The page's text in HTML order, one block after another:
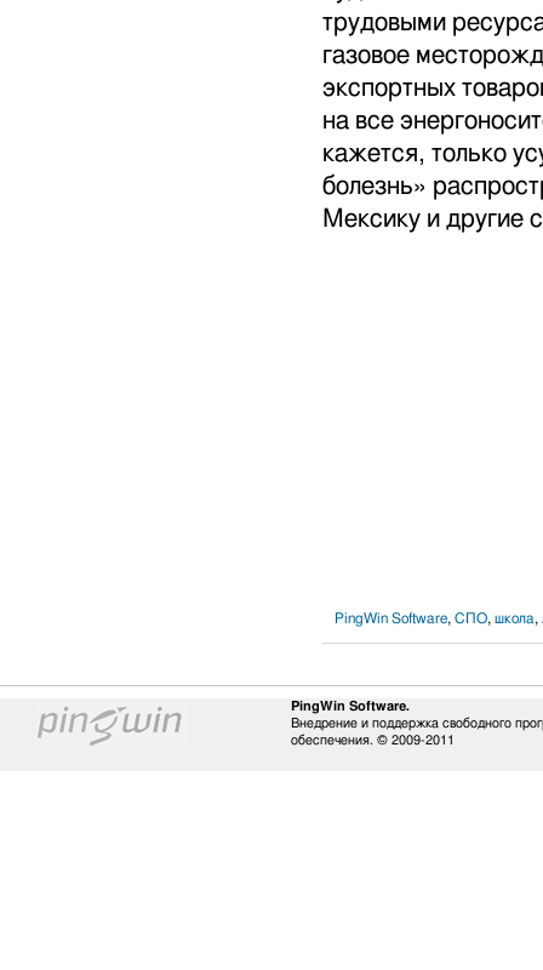
трудовыми
газовое
экспортных
на все
кажется, только
болезнь»
Мексику и другие
PingWin Software, СПО, школа,
PingWin Software.
Внедрение и поддержка свободного
обеспечения. © 2009-2011